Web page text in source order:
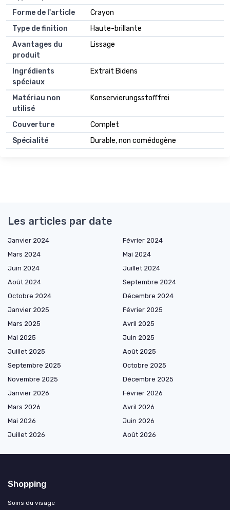
Forme de l'article
Crayon
Type de finition
Haute-brillante
Avantages du
produit
Lissage
Ingrédients
spéciaux
Extrait Bidens
Matériau non
utilisé
Konservierungsstofffrei
Couverture
Complet
Spécialité
Durable, non comédogène
Les articles par date
Janvier 2024
Février 2024
Mars 2024
Mai 2024
Juin 2024
Juillet 2024
Août 2024
Septembre 2024
Octobre 2024
Décembre 2024
Janvier 2025
Février 2025
Mars 2025
Avril 2025
Mai 2025
Juin 2025
Juillet 2025
Août 2025
Septembre 2025
Octobre 2025
Novembre 2025
Décembre 2025
Janvier 2026
Février 2026
Mars 2026
Avril 2026
Mai 2026
Juin 2026
Juillet 2026
Août 2026
Shopping
Soins du visage